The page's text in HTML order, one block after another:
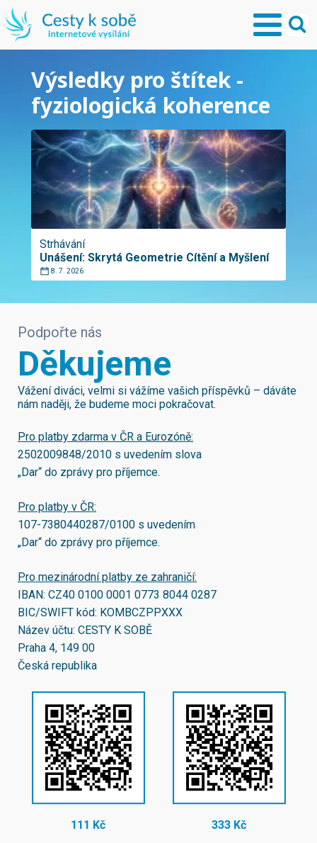
Výsledky pro štítek -
fyziologická koherence
Strhávání
Unášení: Skrytá Geometrie Cítění a Myšlení
8. 7. 2026
Podpořte nás
Děkujeme
Vážení diváci, velmi si vážíme vašich příspěvků – dáváte
nám naději, že budeme moci pokračovat.
Pro platby zdarma v ČR a Eurozóně:
2502009848/2010 s uvedením slova
„Dar“ do zprávy pro příjemce.
Pro platby v ČR:
107-7380440287/0100 s uvedením
„Dar“ do zprávy pro příjemce.
Pro mezinárodní platby ze zahraničí:
IBAN: CZ40 0100 0001 0773 8044 0287
BIC/SWIFT kód: KOMBCZPPXXX
Název účtu: CESTY K SOBĚ
Praha 4, 149 00
Česká republika
111 Kč 333 Kč